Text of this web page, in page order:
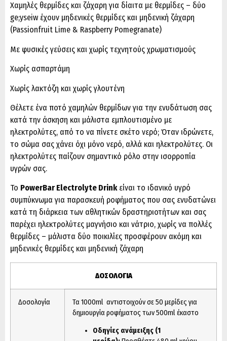
Χαμηλές θερμίδες και ζάχαρη για δίαιτα με θερμίδες – δύο
ge;yseiw έχουν μηδενικές θερμίδες και μηδενική ζάχαρη
(Passionfruit Lime & Raspberry Pomegranate)
Με φυσικές γεύσεις και χωρίς τεχνητούς χρωματισμούς
Χωρίς ασπαρτάμη
Χωρίς λακτόζη και χωρίς γλουτένη
Θέλετε ένα ποτό χαμηλών θερμίδων για την ενυδάτωση σας
κατά την άσκηση και μάλιστα εμπλουτισμένο με
ηλεκτρολύτες, από το να πίνετε σκέτο νερό; Όταν ιδρώνετε,
το σώμα σας χάνει όχι μόνο νερό, αλλά και ηλεκτρολύτες. Οι
ηλεκτρολύτες παίζουν σημαντικό ρόλο στην ισορροπία
υγρών σας.
Το PowerBar Electrolyte Drinkείναι το ιδανικό υγρό
συμπύκνωμα για παρασκευή ροφήματος που σας ενυδατώνει
κατά τη διάρκεια των αθλητικών δραστηριοτήτων και σας
παρέχει ηλεκτρολύτες μαγνήσιο και νάτριο, χωρίς να πολλές
θερμίδες – μάλιστα δύο ποικιλίες προσφέρουν ακόμη και
μηδενικές θερμίδες και μηδενική ζάχαρη
ΔΟΣΟΛΟΓΙΑ
Δοσολογία
Τα 1000ml αντιστοιχούν σε 50 μερίδες για
δημιουργία ροφήματος των 500ml έκαστο
Οδηγίες ανάμειξης (1